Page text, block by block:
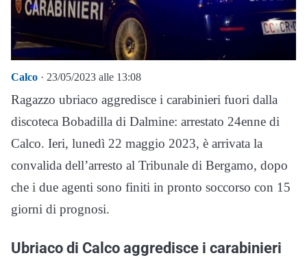
Calco · 23/05/2023 alle 13:08
Ragazzo ubriaco aggredisce i carabinieri fuori dalla
discoteca Bobadilla di Dalmine: arrestato 24enne di
Calco. Ieri, lunedì 22 maggio 2023, è arrivata la
convalida dell’arresto al Tribunale di Bergamo, dopo
che i due agenti sono finiti in pronto soccorso con 15
giorni di prognosi.
Ubriaco di Calco aggredisce i carabinieri